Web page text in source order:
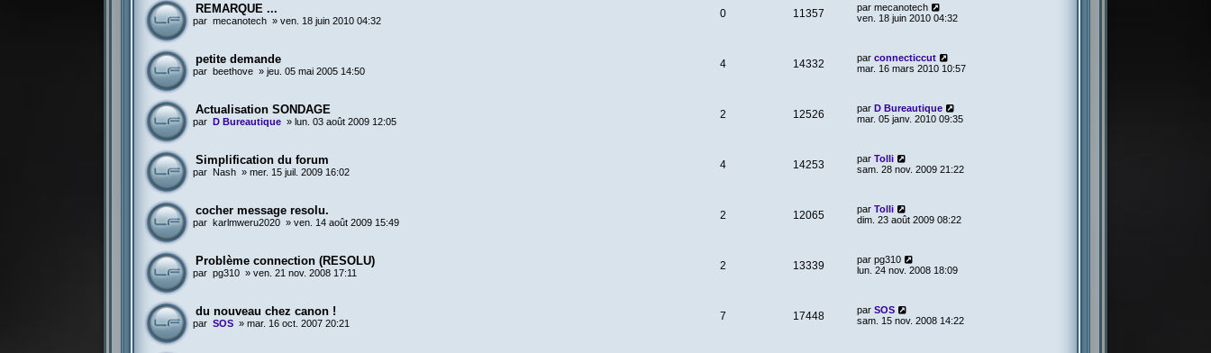
REMARQUE ...
par mecanotech »ven. 18 juin 2010 04:32
0 11357 par mecanotech
ven. 18 juin 2010 04:32
petite demande
par beethove »jeu. 05 mai 2005 14:50
4 14332 par connecticcut
mar. 16 mars 2010 10:57
Actualisation SONDAGE
par D Bureautique »lun. 03 août 2009 12:05
2 12526 par D Bureautique
mar. 05 janv. 2010 09:35
Simplification du forum
par Nash »mer. 15 juil. 2009 16:02
4 14253 par Tolli
sam. 28 nov. 2009 21:22
cocher message resolu.
par karlmweru2020 »ven. 14 août 2009 15:49
2 12065 par Tolli
dim. 23 août 2009 08:22
Problème connection (RESOLU)
par pg310 »ven. 21 nov. 2008 17:11
2 13339 par pg310
lun. 24 nov. 2008 18:09
du nouveau chez canon !
par SOS »mar. 16 oct. 2007 20:21
7 17448 par SOS
sam. 15 nov. 2008 14:22